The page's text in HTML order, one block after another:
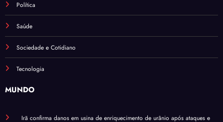
Política
Saúde
Sociedade e Cotidiano
Tecnologia
MUNDO
Irã confirma danos em usina de enriquecimento de urânio após ataques e